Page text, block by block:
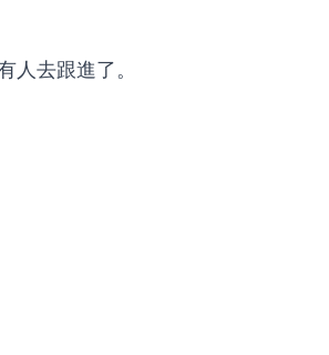
去跟進了。